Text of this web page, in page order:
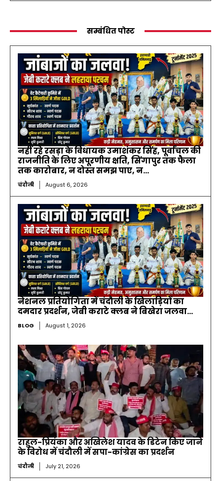
सम्बंधित पोस्ट
नहीं रहे रसड़ा के विधायक उमाशंकर सिंह, पूर्वांचल की
राजनीति के लिए अपूरणीय क्षति, सिंगापुर तक फैला
तक कारोबार, न दोस्त समझ पाए, न...
चंदौली August 6, 2026
नेशनल प्रतियोगिता में चंदौली के खिलाड़ियों का
दमदार प्रदर्शन, जेबी कराटे क्लब ने बिखेरा जलवा…
BLOG August 1, 2026
राहुल-प्रियंका और अखिलेश यादव के डिटेन किए जाने
के विरोध में चंदौली में सपा-कांग्रेस का प्रदर्शन
चंदौली July 21, 2026